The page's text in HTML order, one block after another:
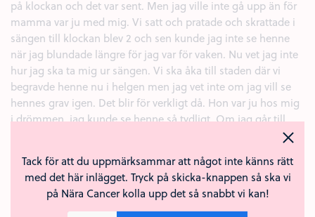
Tack för att du uppmärksammar att något inte känns rätt
med det här inlägget. Tryck på skicka-knappen så ska vi
på Nära Cancer kolla upp det så snabbt vi kan!
på klockan och det var sent. Men jag ville inte gå upp än för
mamma var ju med mig. Vi satt och pratade och skrattade i
sängen till klockan blev 2 och sen kunde jag inte se henne
när jag blundade längre för jag var för vaken. Nu vet jag inte
hur jag ska ta mig ur sängen. Vi ska åka till staden där vi
begravde henne nu i helgen men jag vet inte om jag vill se
hennes grav igen. Det blir för verkligt då. Hon var ju hos mig
i drömmen, jag kunde se henne så tydligt. Om jag går till
Anmäl Svara Kärlek (1) +
Anonym